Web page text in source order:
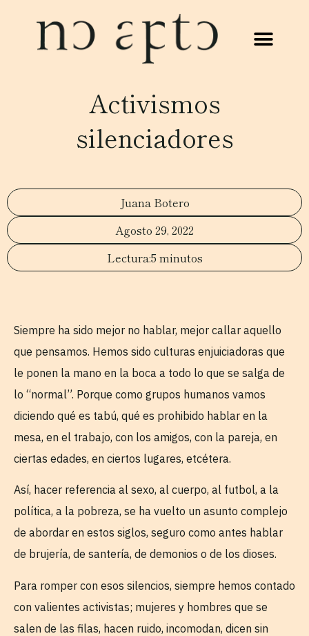
Activismos
silenciadores
Juana Botero
Agosto 29, 2022
5 minutos
Siempre ha sido mejor no hablar, mejor callar aquello
que pensamos. Hemos sido culturas enjuiciadoras que
le ponen la mano en la boca a todo lo que se salga de
lo “normal”. Porque como grupos humanos vamos
diciendo qué es tabú, qué es prohibido hablar en la
mesa, en el trabajo, con los amigos, con la pareja, en
ciertas edades, en ciertos lugares, etcétera.
Así, hacer referencia al sexo, al cuerpo, al futbol, a la
política, a la pobreza, se ha vuelto un asunto complejo
de abordar en estos siglos, seguro como antes hablar
de brujería, de santería, de demonios o de los dioses.
Para romper con esos silencios, siempre hemos contado
con valientes activistas; mujeres y hombres que se
salen de las filas, hacen ruido, incomodan, dicen sin